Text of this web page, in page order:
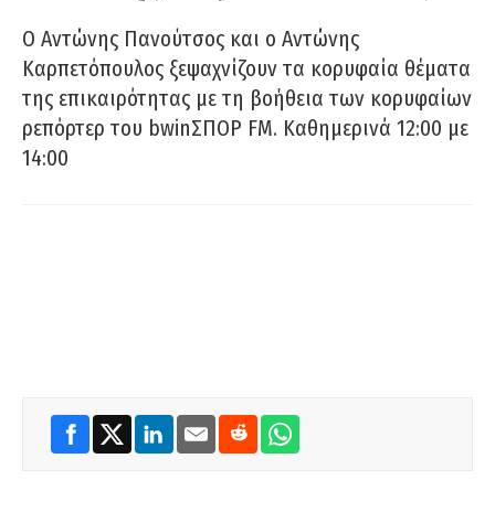
Ο Αντώνης Πανούτσος και ο Αντώνης
Καρπετόπουλος ξεψαχνίζουν τα κορυφαία θέματα
της επικαιρότητας με τη βοήθεια των κορυφαίων
ρεπόρτερ του bwinΣΠΟΡ FM. Καθημερινά 12:00 με
14:00